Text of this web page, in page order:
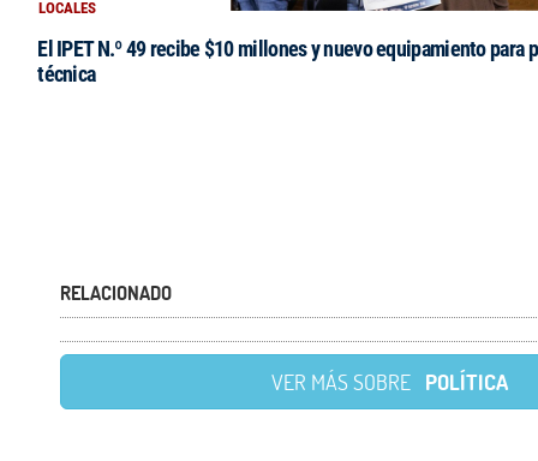
LOCALES
El IPET N.º 49 recibe $10 millones y nuevo equipamiento para
técnica
RELACIONADO
VER MÁS SOBRE POLÍTICA